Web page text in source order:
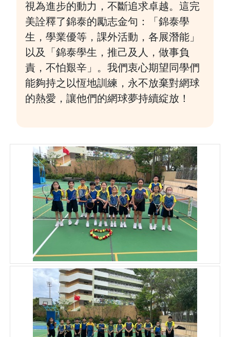
視為進步的動力，不斷追求卓越。這完
美詮釋了錦泰的勵志金句：「錦泰學
生，學業優等，課外活動，各展潛能」
以及「錦泰學生，推己及人，做事負
責，不怕艱辛」。我們衷心期望同學們
能夠持之以恆地訓練，永不放棄對網球
的熱愛，讓他們的網球夢持續綻放！